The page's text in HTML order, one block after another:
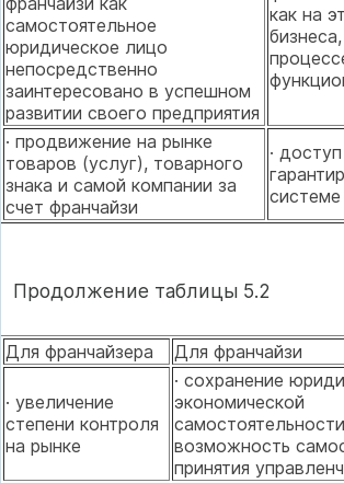
самостоятельное
юридическое лицо
непосредственно
заинтересовано в успешном
развитии своего предприятия
как на
· продвижение на рынке
товаров (услуг), товарного
знака и самой компании за
счет франчайзи
·
Продолжение таблицы 5.2
Для франчайзера Для франчайзи
· увеличение
степени контроля
на рынке
· сохранение
экономической
возможность
принятия